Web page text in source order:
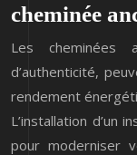
cheminée
Les cheminées
d’authenticité,
rendement
L’installation d’un
pour moderniser